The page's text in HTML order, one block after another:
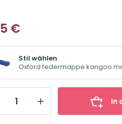
€
Stil wählen
Oxford federmappe kangoo
In